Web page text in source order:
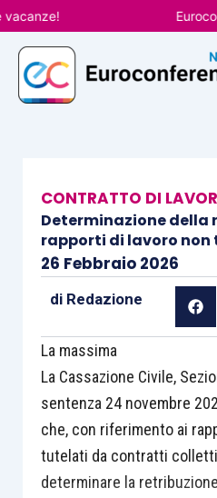
Vai
al
contenuto
CONTRATTO DI
Determinazione della
rapporti di lavoro non
26 Febbraio 2026
di Redazione
La massima
La Cassazione Civile,
sentenza 24 novembre
che, con riferimento ai
tutelati da contratti
determinare la